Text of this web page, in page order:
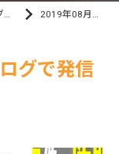
2019年08月の記事
グで発信